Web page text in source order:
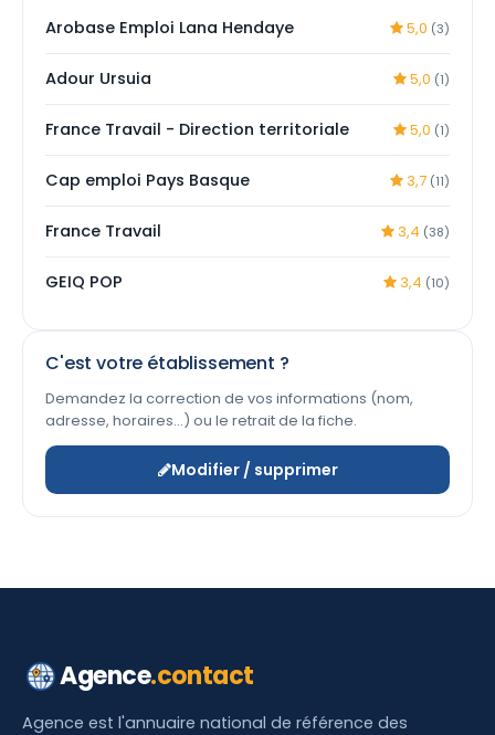
Arobase Emploi Lana Hendaye 5,0 (3)
Adour Ursuia 5,0 (1)
France Travail - Direction territoriale 5,0 (1)
Cap emploi Pays Basque 3,7 (11)
France Travail 3,4 (38)
GEIQ POP 3,4 (10)
C'est votre établissement ?
Demandez la correction de vos informations (nom,
adresse, horaires…) ou le retrait de la fiche.
Modifier / supprimer
Agence.contact
Agence est l'annuaire national de référence des